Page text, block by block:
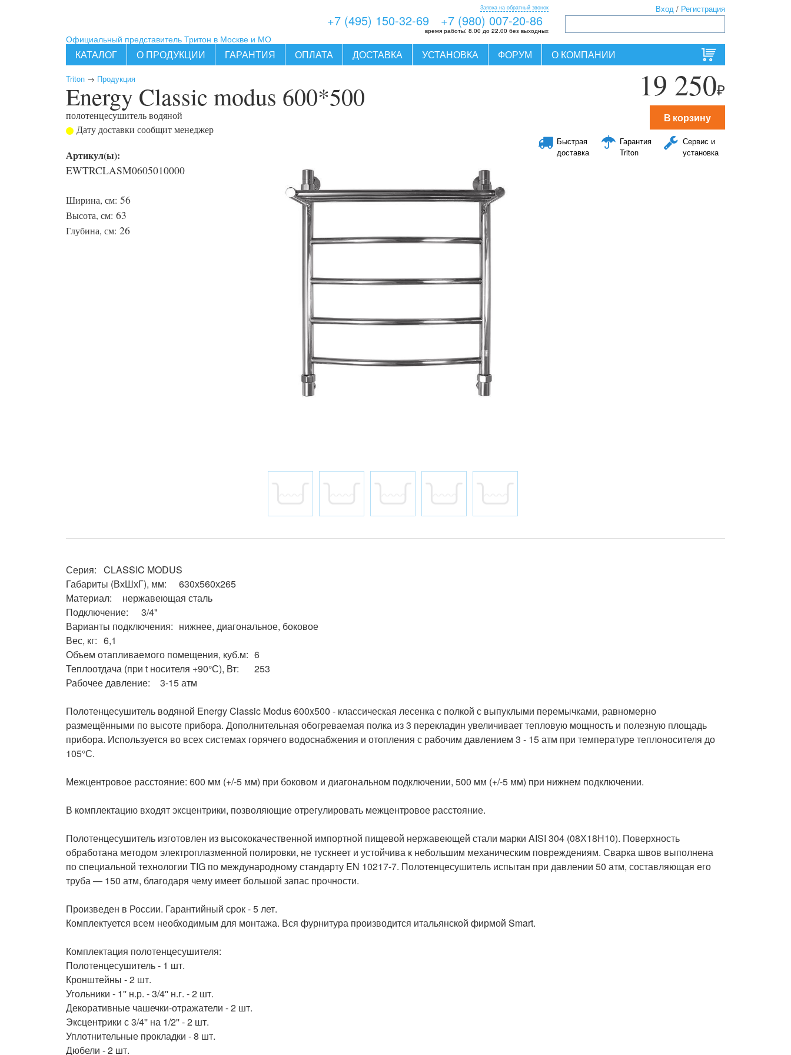
Официальный представитель Тритон в Москве и МО
+7 (495) 150-32-69 +7 (980) 007-20-86
Заявка на обратный звонок
время работы: 8.00 до 22.00 без выходных
Вход / Регистрация
КАТАЛОГ О ПРОДУКЦИИ ГАРАНТИЯ ОПЛАТА ДОСТАВКА УСТАНОВКА ФОРУМ О КОМПАНИИ
Triton → Продукция
Energy Classic modus 600*500
полотенцесушитель водяной
Дату доставки сообщит менеджер
Артикул(ы):
EWTRCLASM0605010000
Ширина, см: 56
Высота, см: 63
Глубина, см: 26
19 250₽
В корзину
Быстрая
доставка
Гарантия
Triton
Сервис и
установка
Серия:	CLASSIC MODUS
Габариты (ВхШхГ), мм:	630х560х265
Материал:	нержавеющая сталь
Подключение:	3/4"
Варианты подключения:	нижнее, диагональное, боковое
Вес, кг:	6,1
Объем отапливаемого помещения, куб.м:	6
Теплоотдача (при t носителя +90°С), Вт:	253
Рабочее давление:	3-15 атм
Полотенцесушитель водяной Energy Classic Modus 600x500 - классическая лесенка с полкой с выпуклыми перемычками, равномерно
размещёнными по высоте прибора. Дополнительная обогреваемая полка из 3 перекладин увеличивает тепловую мощность и полезную площадь
прибора. Используется во всех системах горячего водоснабжения и отопления с рабочим давлением 3 - 15 атм при температуре теплоносителя до
105°С.
Межцентровое расстояние: 600 мм (+/-5 мм) при боковом и диагональном подключении, 500 мм (+/-5 мм) при нижнем подключении.
В комплектацию входят эксцентрики, позволяющие отрегулировать межцентровое расстояние.
Полотенцесушитель изготовлен из высококачественной импортной пищевой нержавеющей стали марки AISI 304 (08Х18Н10). Поверхность
обработана методом электроплазменной полировки, не тускнеет и устойчива к небольшим механическим повреждениям. Сварка швов выполнена
по специальной технологии TIG по международному стандарту EN 10217-7. Полотенцесушитель испытан при давлении 50 атм, составляющая его
труба — 150 атм, благодаря чему имеет большой запас прочности.
Произведен в России. Гарантийный срок - 5 лет.
Комплектуется всем необходимым для монтажа. Вся фурнитура производится итальянской фирмой Smart.
Комплектация полотенцесушителя:
Полотенцесушитель - 1 шт.
Кронштейны - 2 шт.
Угольники - 1'' н.р. - 3/4'' н.г. - 2 шт.
Декоративные чашечки-отражатели - 2 шт.
Эксцентрики с 3/4'' на 1/2'' - 2 шт.
Уплотнительные прокладки - 8 шт.
Дюбели - 2 шт.